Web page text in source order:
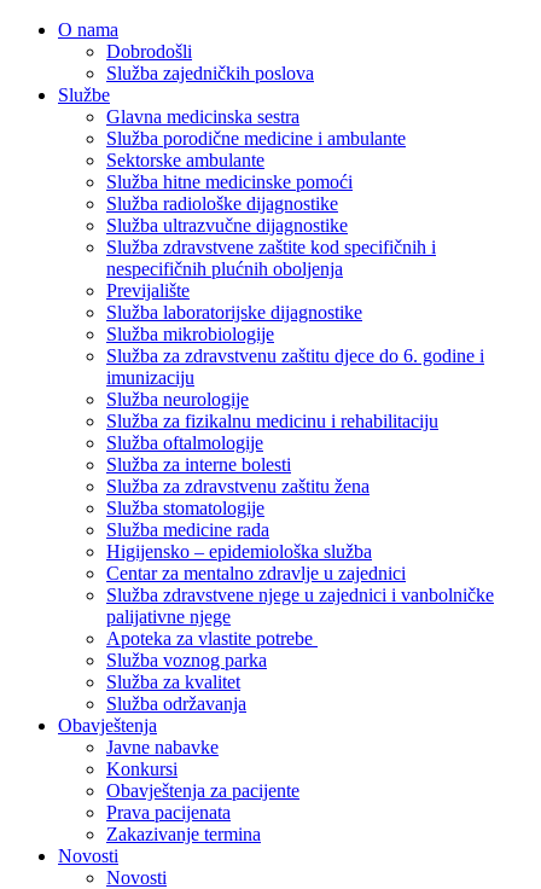
O nama
Dobrodošli
Služba zajedničkih poslova
Službe
Glavna medicinska sestra
Služba porodične medicine i ambulante
Sektorske ambulante
Služba hitne medicinske pomoći
Služba radiološke dijagnostike
Služba ultrazvučne dijagnostike
Služba zdravstvene zaštite kod specifičnih i
nespecifičnih plućnih oboljenja
Previjalište
Služba laboratorijske dijagnostike
Služba mikrobiologije
Služba za zdravstvenu zaštitu djece do 6. godine i
imunizaciju
Služba neurologije
Služba za fizikalnu medicinu i rehabilitaciju
Služba oftalmologije
Služba za interne bolesti
Služba za zdravstvenu zaštitu žena
Služba stomatologije
Služba medicine rada
Higijensko – epidemiološka služba
Centar za mentalno zdravlje u zajednici
Služba zdravstvene njege u zajednici i vanbolničke
palijativne njege
Apoteka za vlastite potrebe
Služba voznog parka
Služba za kvalitet
Služba održavanja
Obavještenja
Javne nabavke
Konkursi
Obavještenja za pacijente
Prava pacijenata
Zakazivanje termina
Novosti
Novosti